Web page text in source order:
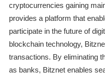
cryptocurrencies gaining
provides a platform that
participate in the future of
blockchain technology,
transactions. By eliminating
as banks, Bitznet enables